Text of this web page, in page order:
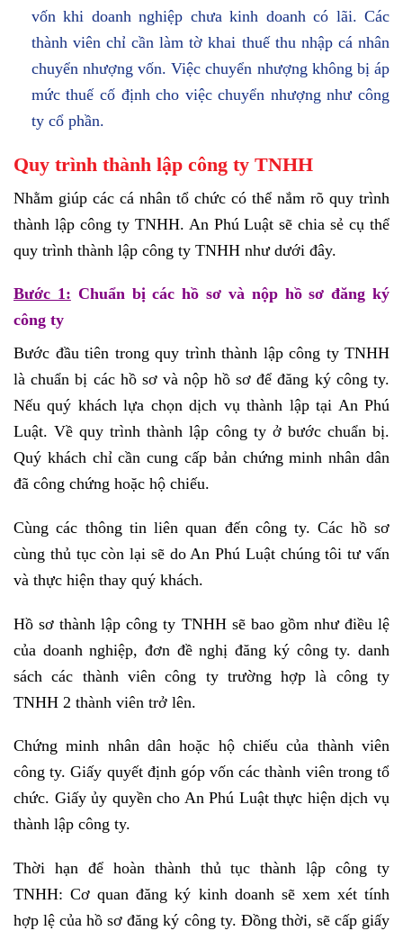
vốn khi doanh nghiệp chưa kinh doanh có lãi. Các
thành viên chỉ cần làm tờ khai thuế thu nhập cá nhân
chuyển nhượng vốn. Việc chuyển nhượng không bị áp
mức thuế cố định cho việc chuyển nhượng như công
ty cổ phần.
Quy trình thành lập công ty TNHH
Nhằm giúp các cá nhân tổ chức có thể nắm rõ quy trình
thành lập công ty TNHH. An Phú Luật sẽ chia sẻ cụ thể
quy trình thành lập công ty TNHH như dưới đây.
Bước 1: Chuẩn bị các hồ sơ và nộp hồ sơ đăng ký
công ty
Bước đầu tiên trong quy trình thành lập công ty TNHH
là chuẩn bị các hồ sơ và nộp hồ sơ để đăng ký công ty.
Nếu quý khách lựa chọn dịch vụ thành lập tại An Phú
Luật. Về quy trình thành lập công ty ở bước chuẩn bị.
Quý khách chỉ cần cung cấp bản chứng minh nhân dân
đã công chứng hoặc hộ chiếu.
Cùng các thông tin liên quan đến công ty. Các hồ sơ
cùng thủ tục còn lại sẽ do An Phú Luật chúng tôi tư vấn
và thực hiện thay quý khách.
Hồ sơ thành lập công ty TNHH sẽ bao gồm như điều lệ
của doanh nghiệp, đơn đề nghị đăng ký công ty. danh
sách các thành viên công ty trường hợp là công ty
TNHH 2 thành viên trở lên.
Chứng minh nhân dân hoặc hộ chiếu của thành viên
công ty. Giấy quyết định góp vốn các thành viên trong tổ
chức. Giấy ủy quyền cho An Phú Luật thực hiện dịch vụ
thành lập công ty.
Thời hạn để hoàn thành thủ tục thành lập công ty
TNHH: Cơ quan đăng ký kinh doanh sẽ xem xét tính
hợp lệ của hồ sơ đăng ký công ty. Đồng thời, sẽ cấp giấy